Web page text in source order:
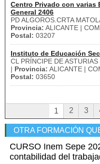
Centro Privado con varias
General 2406
PD ALGOROS.CRTA
Provincia: ALICANTE |
Postal: 03207
Instituto de Educación
CL PRÍNCIPE DE ASTURIAS
| Provincia: ALICANTE |
Postal: 03650
1 2 3
OTRA FORMACIÓN
CURSO Inem Sepe
contabilidad del